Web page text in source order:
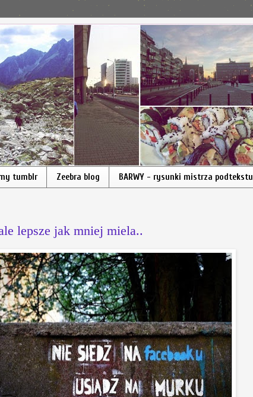
tumblr Zeebra blog BARWY - rysunki mistrza podtekstu
lepsze jak mniej miela..